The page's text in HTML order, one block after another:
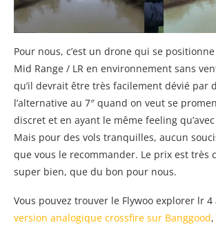
Pour nous, c’est un drone qui se
Mid Range / LR en environnement sans
qu’il devrait être très facilement dévié par
l’alternative au 7″ quand on veut se
discret et en ayant le même feeling qu’avec
Mais pour des vols tranquilles, aucun
que vous le recommander. Le prix est très
super bien, que du bon pour nous.
Vous pouvez trouver le Flywoo explorer lr 4
version analogique crossfire sur Banggood